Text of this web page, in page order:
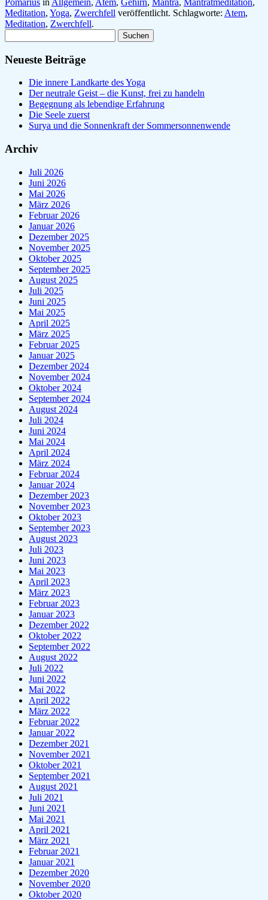
Pomarius in Allgemein, Atem, Gehirn, Mantra, Mantratmeditation,
Meditation, Yoga, Zwerchfell veröffentlicht. Schlagworte: Atem,
Meditation, Zwerchfell.
nach:
Neueste Beiträge
Die innere Landkarte des Yoga
Der neutrale Geist – die Kunst, frei zu handeln
Begegnung als lebendige Erfahrung
Die Seele zuerst
Surya und die Sonnenkraft der Sommersonnenwende
Archiv
Juli 2026
Juni 2026
Mai 2026
März 2026
Februar 2026
Januar 2026
Dezember 2025
November 2025
Oktober 2025
September 2025
August 2025
Juli 2025
Juni 2025
Mai 2025
April 2025
März 2025
Februar 2025
Januar 2025
Dezember 2024
November 2024
Oktober 2024
September 2024
August 2024
Juli 2024
Juni 2024
Mai 2024
April 2024
März 2024
Februar 2024
Januar 2024
Dezember 2023
November 2023
Oktober 2023
September 2023
August 2023
Juli 2023
Juni 2023
Mai 2023
April 2023
März 2023
Februar 2023
Januar 2023
Dezember 2022
Oktober 2022
September 2022
August 2022
Juli 2022
Juni 2022
Mai 2022
April 2022
März 2022
Februar 2022
Januar 2022
Dezember 2021
November 2021
Oktober 2021
September 2021
August 2021
Juli 2021
Juni 2021
Mai 2021
April 2021
März 2021
Februar 2021
Januar 2021
Dezember 2020
November 2020
Oktober 2020